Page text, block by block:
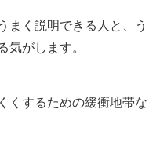
まく説明できる人と、う
気がします。
くするための緩衝地帯な